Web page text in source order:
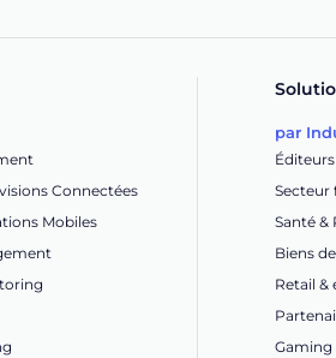
Connectées
Mobiles
par
Secteur
Santé
Biens
Retail
Gaming